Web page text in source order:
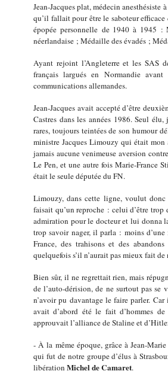
Jean-Jacques plat, médecin anesthésiste
qu’il fallait pour être le saboteur
épopée personnelle de 1940 à 1945
néerlandaise ; Médaille des évadés ;
Ayant rejoint l’Angleterre et les SAS
français largués en Normandie
communications allemandes.
Jean-Jacques avait accepté d’être
Castres dans les années 1986. Seul
rares, toujours teintées de son humour
ministre Jacques Limouzy qui était
jamais aucune venimeuse aversion
Le Pen, et une autre fois Marie-France
était le seule députée du FN.
Limouzy, dans cette ligne, voulut
faisait qu’un reproche : celui d’être
admiration pour le docteur et lui donna
trop savoir nager, il parla : moins
France, des trahisons et des
quelquefois s’il n’aurait pas mieux fait
Bien sûr, il ne regrettait rien, mais
de l’auto-dérision, de ne surtout pas se
n’avoir pu davantage le faire parler.
avait d’abord été le fait d’hommes
approuvait l’alliance de Staline et
- À la même époque, grâce à Jean-
qui fut de notre groupe d’élus à
libération Michel de Camaret.